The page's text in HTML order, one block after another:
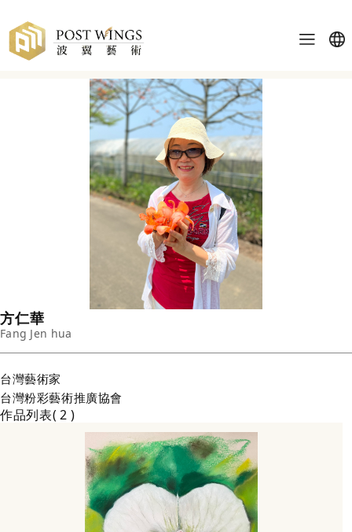
方仁華
Fang Jen hua
台灣藝術家
台灣粉彩藝術推廣協會
作品列表 2